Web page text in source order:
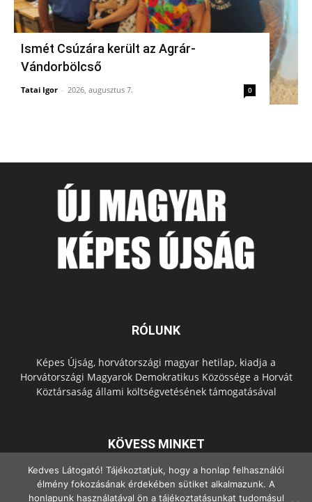
Ismét Csúzára került az Agrár-
Vándorbölcső
Tatai Igor - 2026, augusztus 7. 0
RÓLUNK
Képes Újság, horvátországi magyar hetilap, kiadja a
Horvátországi Magyarok Demokratikus Közössége a Horvát
Köztársaság állami költségvetésének támogatásával
KÖVESS MINKET
Kedves Látogató! Tájékoztatjuk, hogy a honlap felhasználói
élmény fokozásának érdekében sütiket alkalmazunk. A
honlapunk használatával ön a tájékoztatásunkat tudomásul